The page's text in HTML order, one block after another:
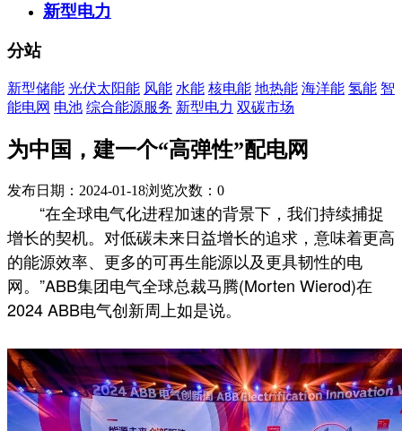
新型电力
分站
新型储能 光伏太阳能 风能 水能 核电能 地热能 海洋能 氢能 智
能电网 电池 综合能源服务 新型电力 双碳市场
为中国，建一个“高弹性”配电网
发布日期：2024-01-18浏览次数： 0
“在全球电气化进程加速的背景下，我们持续捕捉
增长的契机。对低碳未来日益增长的追求，意味着更高
的能源效率、更多的可再生能源以及更具韧性的电
网。”ABB集团电气全球总裁马腾(Morten Wierod)在
2024 ABB电气创新周上如是说。